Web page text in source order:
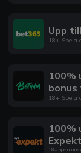
Upp
18+ Spela
100%
bonus
18+ Spela
100%
18+ Spela